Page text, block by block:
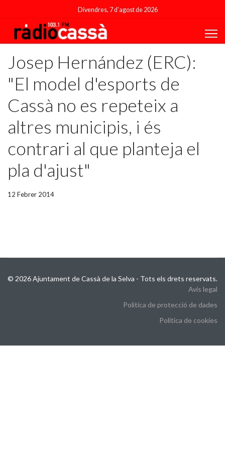
Divendres, 7 d'agost de 2026
Josep Hernández (ERC):
"El model d'esports de
Cassà no es repeteix a
altres municipis, i és
contrari al que planteja el
pla d'ajust"
12 Febrer 2014
© 2026 Ajuntament de Cassà de la Selva - Tots els drets reservats.
Avis legal
Política de protecció de dades
Política de cookies